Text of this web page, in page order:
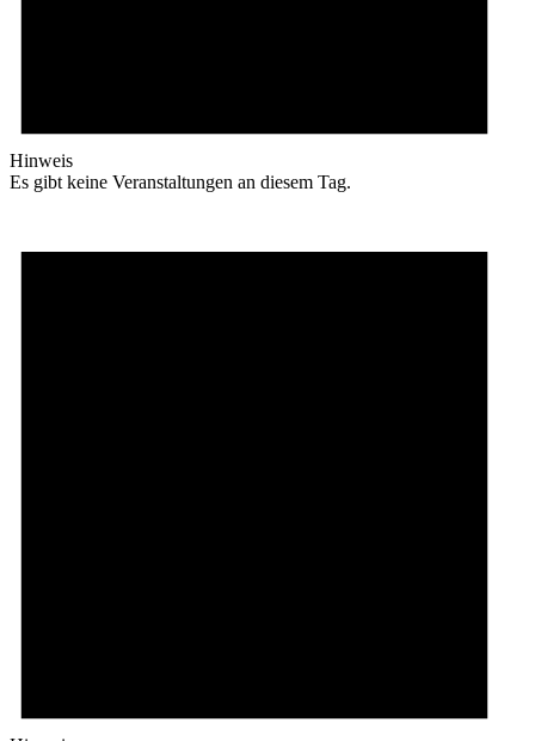
Hinweis
Es gibt keine Veranstaltungen an diesem Tag.